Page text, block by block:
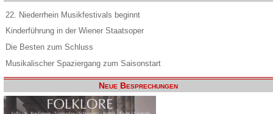
22. Niederrhein Musikfestivals beginnt
Kinderführung in der Wiener Staatsoper
Die Besten zum Schluss
Musikalischer Spaziergang zum Saisonstart
Neue Besprechungen